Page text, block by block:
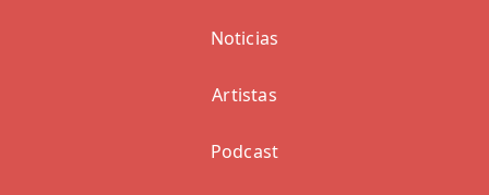
Noticias
Artistas
Podcast